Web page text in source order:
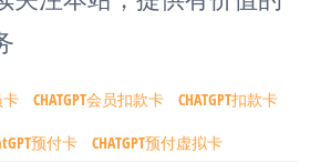
卡 CHATGPT会员扣款卡 CHATGPT扣款卡
预付卡 CHATGPT预付虚拟卡